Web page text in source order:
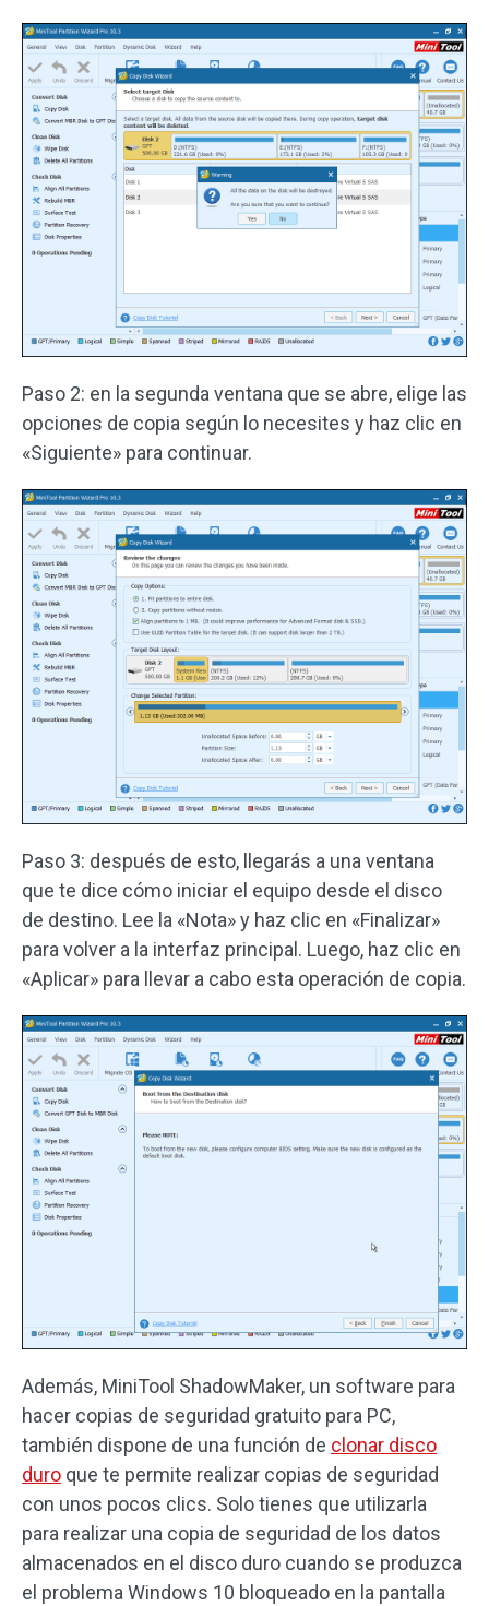
Paso 2: en la segunda ventana que se abre, elige las
opciones de copia según lo necesites y haz clic en
«Siguiente» para continuar.
Paso 3: después de esto, llegarás a una ventana
que te dice cómo iniciar el equipo desde el disco
de destino. Lee la «Nota» y haz clic en «Finalizar»
para volver a la interfaz principal. Luego, haz clic en
«Aplicar» para llevar a cabo esta operación de copia.
Además, MiniTool ShadowMaker, un software para
hacer copias de seguridad gratuito para PC,
también dispone de una función de clonar disco
duro que te permite realizar copias de seguridad
con unos pocos clics. Solo tienes que utilizarla
para realizar una copia de seguridad de los datos
almacenados en el disco duro cuando se produzca
el problema Windows 10 bloqueado en la pantalla